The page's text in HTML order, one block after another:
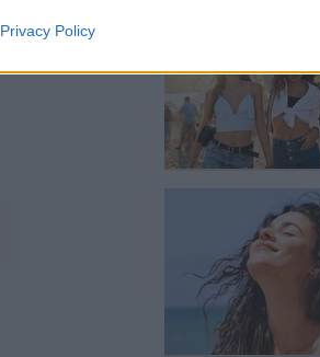
Privacy Policy